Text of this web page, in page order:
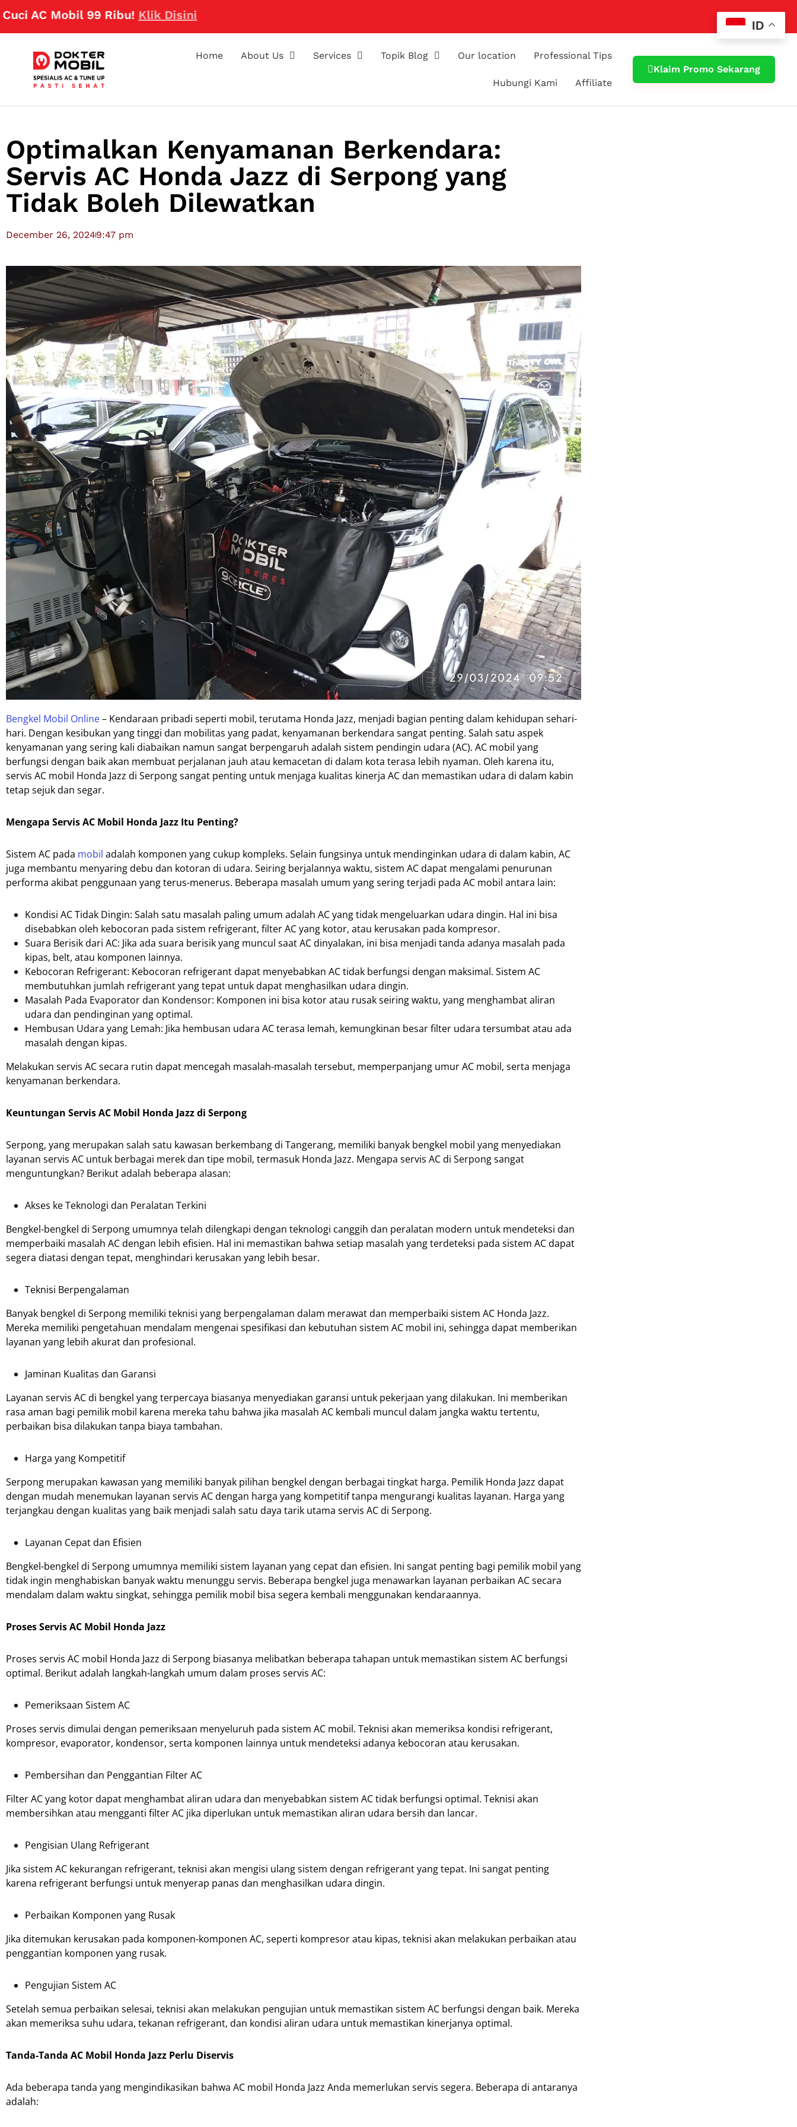
Mobil 99 Ribu!Klik Disini
Home About Us Services Topik Blog Our location Professional Tips
Hubungi Kami Affiliate
Klaim Promo Sekarang
Optimalkan Kenyamanan Berkendara:
Servis AC Honda Jazz di Serpong yang
Tidak Boleh Dilewatkan
December 26, 20249:47 pm
Bengkel Mobil Online– Kendaraan pribadi seperti mobil, terutama Honda Jazz, menjadi bagian penting dalam kehidupan sehari-
hari. Dengan kesibukan yang tinggi dan mobilitas yang padat, kenyamanan berkendara sangat penting. Salah satu aspek
kenyamanan yang sering kali diabaikan namun sangat berpengaruh adalah sistem pendingin udara (AC). AC mobil yang
berfungsi dengan baik akan membuat perjalanan jauh atau kemacetan di dalam kota terasa lebih nyaman. Oleh karena itu,
servis AC mobil Honda Jazz di Serpong sangat penting untuk menjaga kualitas kinerja AC dan memastikan udara di dalam kabin
tetap sejuk dan segar.
Mengapa Servis AC Mobil Honda Jazz Itu Penting?
Sistem AC pada mobil adalah komponen yang cukup kompleks. Selain fungsinya untuk mendinginkan udara di dalam kabin, AC
juga membantu menyaring debu dan kotoran di udara. Seiring berjalannya waktu, sistem AC dapat mengalami penurunan
performa akibat penggunaan yang terus-menerus. Beberapa masalah umum yang sering terjadi pada AC mobil antara lain:
Kondisi AC Tidak Dingin: Salah satu masalah paling umum adalah AC yang tidak mengeluarkan udara dingin. Hal ini bisa
disebabkan oleh kebocoran pada sistem refrigerant, filter AC yang kotor, atau kerusakan pada kompresor.
Suara Berisik dari AC: Jika ada suara berisik yang muncul saat AC dinyalakan, ini bisa menjadi tanda adanya masalah pada
kipas, belt, atau komponen lainnya.
Kebocoran Refrigerant: Kebocoran refrigerant dapat menyebabkan AC tidak berfungsi dengan maksimal. Sistem AC
membutuhkan jumlah refrigerant yang tepat untuk dapat menghasilkan udara dingin.
Masalah Pada Evaporator dan Kondensor: Komponen ini bisa kotor atau rusak seiring waktu, yang menghambat aliran
udara dan pendinginan yang optimal.
Hembusan Udara yang Lemah: Jika hembusan udara AC terasa lemah, kemungkinan besar filter udara tersumbat atau ada
masalah dengan kipas.
Melakukan servis AC secara rutin dapat mencegah masalah-masalah tersebut, memperpanjang umur AC mobil, serta menjaga
kenyamanan berkendara.
Keuntungan Servis AC Mobil Honda Jazz di Serpong
Serpong, yang merupakan salah satu kawasan berkembang di Tangerang, memiliki banyak bengkel mobil yang menyediakan
layanan servis AC untuk berbagai merek dan tipe mobil, termasuk Honda Jazz. Mengapa servis AC di Serpong sangat
menguntungkan? Berikut adalah beberapa alasan:
Akses ke Teknologi dan Peralatan Terkini
Bengkel-bengkel di Serpong umumnya telah dilengkapi dengan teknologi canggih dan peralatan modern untuk mendeteksi dan
memperbaiki masalah AC dengan lebih efisien. Hal ini memastikan bahwa setiap masalah yang terdeteksi pada sistem AC dapat
segera diatasi dengan tepat, menghindari kerusakan yang lebih besar.
Teknisi Berpengalaman
Banyak bengkel di Serpong memiliki teknisi yang berpengalaman dalam merawat dan memperbaiki sistem AC Honda Jazz.
Mereka memiliki pengetahuan mendalam mengenai spesifikasi dan kebutuhan sistem AC mobil ini, sehingga dapat memberikan
layanan yang lebih akurat dan profesional.
Jaminan Kualitas dan Garansi
Layanan servis AC di bengkel yang terpercaya biasanya menyediakan garansi untuk pekerjaan yang dilakukan. Ini memberikan
rasa aman bagi pemilik mobil karena mereka tahu bahwa jika masalah AC kembali muncul dalam jangka waktu tertentu,
perbaikan bisa dilakukan tanpa biaya tambahan.
Harga yang Kompetitif
Serpong merupakan kawasan yang memiliki banyak pilihan bengkel dengan berbagai tingkat harga. Pemilik Honda Jazz dapat
dengan mudah menemukan layanan servis AC dengan harga yang kompetitif tanpa mengurangi kualitas layanan. Harga yang
terjangkau dengan kualitas yang baik menjadi salah satu daya tarik utama servis AC di Serpong.
Layanan Cepat dan Efisien
Bengkel-bengkel di Serpong umumnya memiliki sistem layanan yang cepat dan efisien. Ini sangat penting bagi pemilik mobil yang
tidak ingin menghabiskan banyak waktu menunggu servis. Beberapa bengkel juga menawarkan layanan perbaikan AC secara
mendalam dalam waktu singkat, sehingga pemilik mobil bisa segera kembali menggunakan kendaraannya.
Proses Servis AC Mobil Honda Jazz
Proses servis AC mobil Honda Jazz di Serpong biasanya melibatkan beberapa tahapan untuk memastikan sistem AC berfungsi
optimal. Berikut adalah langkah-langkah umum dalam proses servis AC:
Pemeriksaan Sistem AC
Proses servis dimulai dengan pemeriksaan menyeluruh pada sistem AC mobil. Teknisi akan memeriksa kondisi refrigerant,
kompresor, evaporator, kondensor, serta komponen lainnya untuk mendeteksi adanya kebocoran atau kerusakan.
Pembersihan dan Penggantian Filter AC
Filter AC yang kotor dapat menghambat aliran udara dan menyebabkan sistem AC tidak berfungsi optimal. Teknisi akan
membersihkan atau mengganti filter AC jika diperlukan untuk memastikan aliran udara bersih dan lancar.
Pengisian Ulang Refrigerant
Jika sistem AC kekurangan refrigerant, teknisi akan mengisi ulang sistem dengan refrigerant yang tepat. Ini sangat penting
karena refrigerant berfungsi untuk menyerap panas dan menghasilkan udara dingin.
Perbaikan Komponen yang Rusak
Jika ditemukan kerusakan pada komponen-komponen AC, seperti kompresor atau kipas, teknisi akan melakukan perbaikan atau
penggantian komponen yang rusak.
Pengujian Sistem AC
Setelah semua perbaikan selesai, teknisi akan melakukan pengujian untuk memastikan sistem AC berfungsi dengan baik. Mereka
akan memeriksa suhu udara, tekanan refrigerant, dan kondisi aliran udara untuk memastikan kinerjanya optimal.
Tanda-Tanda AC Mobil Honda Jazz Perlu Diservis
Ada beberapa tanda yang mengindikasikan bahwa AC mobil Honda Jazz Anda memerlukan servis segera. Beberapa di antaranya
adalah:
ID